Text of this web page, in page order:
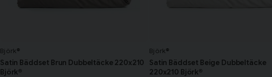
Björk®
Satin Bäddset Brun Dubbeltäcke 220x210
Björk®
Björk®
Satin Bäddset Beige Dubbeltäcke
220x210 Björk®